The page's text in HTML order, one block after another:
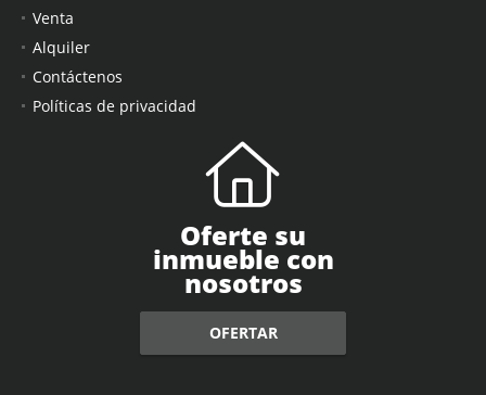
Venta
Alquiler
Contáctenos
Políticas de privacidad
Oferte su
inmueble con
nosotros
OFERTAR